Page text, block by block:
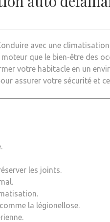
avec une
que le bien-être des
votre habitacle en un
assurer votre sécurité et
les joints.
la légionellose.